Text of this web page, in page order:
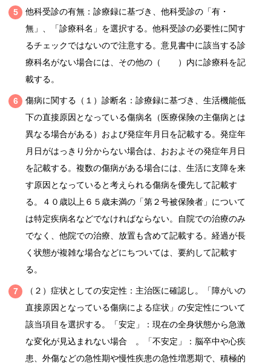
他科受診の有無：診療録に基づき、他科受診の「有・
無」、「診療科名」を選択する。他科受診の必要性に関す
るチェックではないので注意する。意見書中に該当する診
療科名がない場合には、その他の（ ）内に診療科を記
載する。
傷病に関する（１）診断名：診療録に基づき、生活機能低
下の直接原因となっている傷病名（医療保険の主傷病とは
異なる場合がある）および発症年月日を記載する。発症年
月日がはっきり分からない場合は、おおよその発症年月日
を記載する。複数の傷病がある場合には、生活に支障を来
す原因となっていると考えられる傷病を優先して記載す
る。４０歳以上６５歳未満の「第２号被保険者」について
は特定疾病名などでなければならない。自院での治療のみ
でなく、他院での治療、放置も含めて記載する。経過が長
く状態が複雑な場合などにちついては、要約して記載す
る。
（２）症状としての安定性：主治医に確認し。「障がいの
直接原因となっている傷病による症状」の安定性について
該当項目を選択する。「安定」：現在の全身状態から急激
な変化が見込まれない場合 。「不安定」：脳卒中や心疾
患、外傷などの急性期や慢性疾患の急性増悪期で、積極的